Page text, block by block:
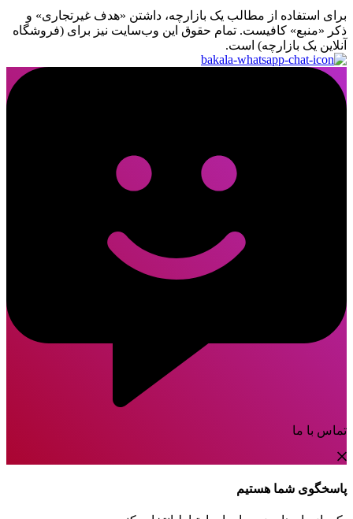
برای استفاده از مطالب یک بازارچه، داشتن «هدف غیرتجاری» و
ذکر «منبع» کافیست. تمام حقوق اين وب‌سايت نیز برای (فروشگاه
آنلاین یک بازارچه) است.
تماس با ما
پاسخگوی شما هستیم